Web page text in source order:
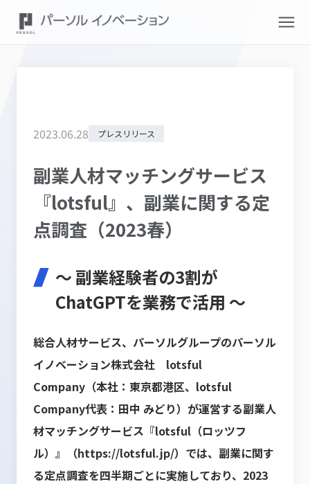
2023.06.28 プレスリリース
副業人材マッチングサービス
『lotsful』、副業に関する定
点調査（2023春）
～ 副業経験者の3割が
ChatGPTを業務で活用 ～
総合人材サービス、パーソルグループのパーソル
イノベーション株式会社 lotsful
Company（本社：東京都港区、lotsful
Company代表：田中 みどり）が運営する副業人
材マッチングサービス『lotsful（ロッツフ
ル）』（https://lotsful.jp/）では、副業に関す
る定点調査を四半期ごとに実施しており、2023